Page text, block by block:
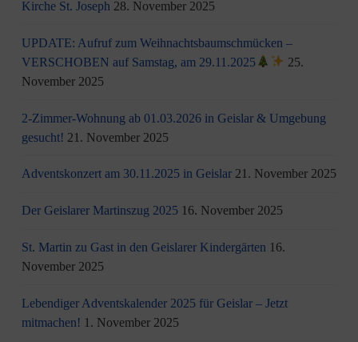
Kirche St. Joseph 28. November 2025
UPDATE: Aufruf zum Weihnachtsbaumschmücken –
VERSCHOBEN auf Samstag, am 29.11.2025
25.
November 2025
2-Zimmer-Wohnung ab 01.03.2026 in Geislar & Umgebung
gesucht! 21. November 2025
Adventskonzert am 30.11.2025 in Geislar 21. November 2025
Der Geislarer Martinszug 2025 16. November 2025
St. Martin zu Gast in den Geislarer Kindergärten 16.
November 2025
Lebendiger Adventskalender 2025 für Geislar – Jetzt
mitmachen! 1. November 2025